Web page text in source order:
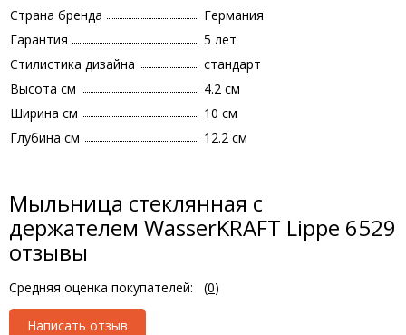
Страна бренда
Германия
Гарантия
5 лет
Стилистика дизайна
стандарт
Высота см
4.2 см
Ширина см
10 см
Глубина см
12.2 см
Мыльница стеклянная с
держателем WasserKRAFT Lippe 6529
отзывы
Средняя оценка покупателей: (0)
Написать отзыв